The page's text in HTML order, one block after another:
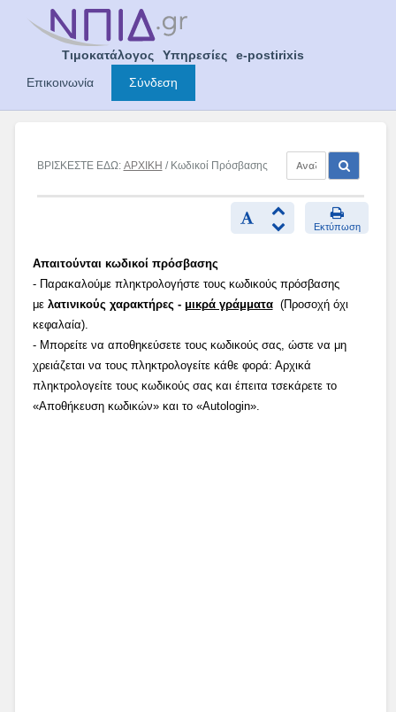
Τιμοκατάλογος Υπηρεσίες
e-postirixis
Επικοινωνία
Σύνδεση
ΒΡΙΣΚΕΣΤΕ ΕΔΩ: ΑΡΧΙΚΗ / Κωδικοί Πρόσβασης
Εκτύπωση
Απαιτούνται κωδικοί πρόσβασης
- Παρακαλούμε πληκτρολογήστε τους κωδικούς πρόσβασης
με λατινικούς χαρακτήρες - μικρά γράμματα(Προσοχή όχι
κεφαλαία).
- Μπορείτε να αποθηκεύσετε τους κωδικούς σας, ώστε να μη
χρειάζεται να τους πληκτρολογείτε κάθε φορά: Αρχικά
πληκτρολογείτε τους κωδικούς σας και έπειτα τσεκάρετε το
«Αποθήκευση κωδικών» και το «Autologin».